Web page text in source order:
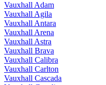
Vauxhall Adam
Vauxhall Agila
Vauxhall Antara
Vauxhall Arena
Vauxhall Astra
Vauxhall Brava
Vauxhall Calibra
Vauxhall Carlton
Vauxhall Cascada